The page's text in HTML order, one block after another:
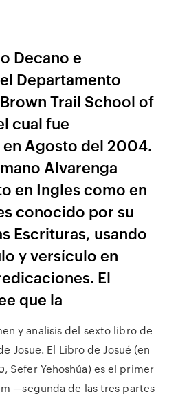
Decano e
Departamento
Trail School of
cual fue
Agosto del 2004.
Alvarenga
en Ingles como en
conocido por su
Escrituras, usando
y versículo en
El
que la
y analisis del sexto libro de
Josue. El Libro de Josué (en
—segunda de las tres partes